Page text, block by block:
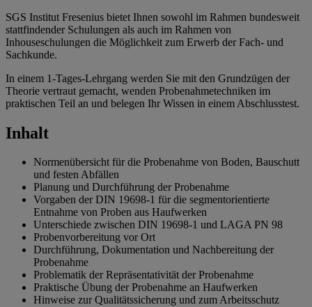
SGS Institut Fresenius bietet Ihnen sowohl im Rahmen bundesweit
stattfindender Schulungen als auch im Rahmen von
Inhouseschulungen die Möglichkeit zum Erwerb der Fach- und
Sachkunde.
In einem 1-Tages-Lehrgang werden Sie mit den Grundzügen der
Theorie vertraut gemacht, wenden Probenahmetechniken im
praktischen Teil an und belegen Ihr Wissen in einem Abschlusstest.
Inhalt
Normenübersicht für die Probenahme von Boden, Bauschutt
und festen Abfällen
Planung und Durchführung der Probenahme
Vorgaben der DIN 19698-1 für die segmentorientierte
Entnahme von Proben aus Haufwerken
Unterschiede zwischen DIN 19698-1 und LAGA PN 98
Probenvorbereitung vor Ort
Durchführung, Dokumentation und Nachbereitung der
Probenahme
Problematik der Repräsentativität der Probenahme
Praktische Übung der Probenahme an Haufwerken
Hinweise zur Qualitätssicherung und zum Arbeitsschutz